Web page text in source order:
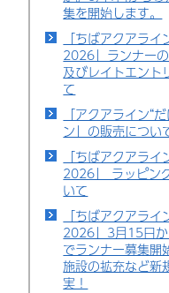
集を開始します。
「ちばアクアラ
2026」ランナー
及びレイトエント
て
「アクアライン“
ン」の販売につい
「ちばアクアラ
2026」 ラッピン
いて
「ちばアクアラ
2026」3月15日
でランナー募集開
施設の拡充など新
実！